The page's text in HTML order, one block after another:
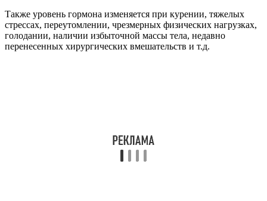
Также уровень гормона изменяется при курении, тяжелых
стрессах, переутомлении, чрезмерных физических нагрузках,
голодании, наличии избыточной массы тела, недавно
перенесенных хирургических вмешательств и т.д.